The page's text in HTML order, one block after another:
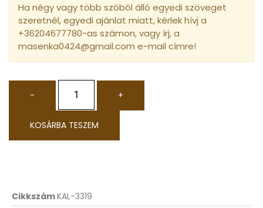
Ha négy vagy több szóból álló egyedi szöveget
szeretnél, egyedi ajánlat miatt, kérlek hívj a
+36204677780-as számon, vagy írj, a
masenka0424@gmail.com e-mail címre!
- +
KOSÁRBA TESZEM
CikkszámKAL-3319